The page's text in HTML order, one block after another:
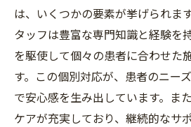
は、いくつかの要素が挙げられま
タッフは豊富な専門知識と経験を
を駆使して個々の患者に合わせた
す。この個別対応が、患者のニー
で安心感を生み出しています。ま
ケアが充実しており、継続的なサ